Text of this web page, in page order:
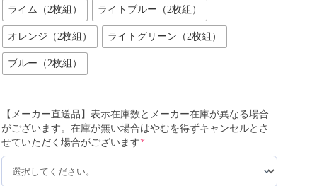
ライム（2枚組） ライトブルー（2枚組）
オレンジ（2枚組） ライトグリーン（2枚組）
ブルー（2枚組）
【メーカー直送品】表示在庫数とメーカー在庫が異なる場合
がございます。在庫が無い場合はやむを得ずキャンセルとさ
せていただく場合がございます*